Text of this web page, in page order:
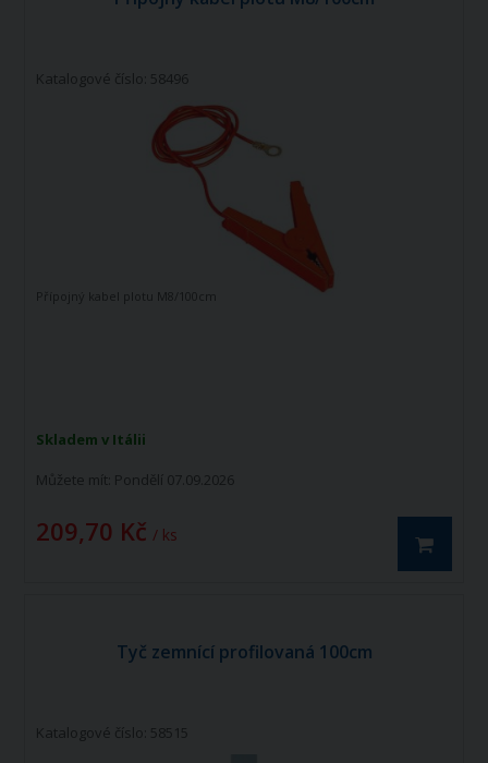
Katalogové číslo: 58496
Skladem v Itálii
Můžete mít: Pondělí 07.09.2026
209,70 Kč / ks
Přípojný kabel plotu M8/100cm
Tyč zemnící profilovaná 100cm
Katalogové číslo: 58515